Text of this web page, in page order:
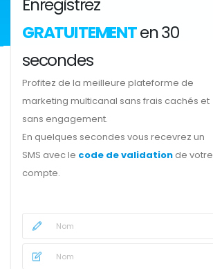
GRATUITEMENTen 30
secondes
Profitez de la meilleure plateforme de
marketing multicanal sans frais cachés et
sans engagement.
En quelques secondes vous recevrez un
SMS avec le code de validation de votre
compte.